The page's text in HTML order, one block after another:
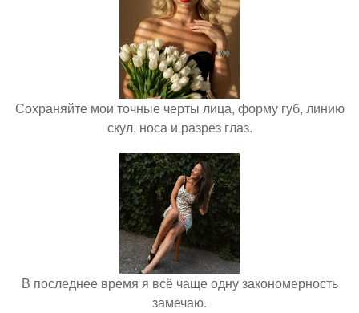
Сохраняйте мои точные черты лица, форму губ, линию
скул, носа и разрез глаз.
В последнее время я всё чаще одну закономерность
замечаю.